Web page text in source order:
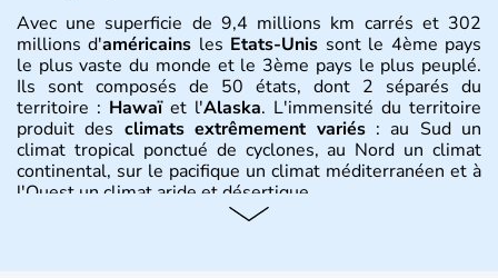
Avec une superficie de 9,4 millions km carrés et 302
millions d'américains les Etats-Unis sont le 4ème pays
le plus vaste du monde et le 3ème pays le plus peuplé.
Ils sont composés de 50 états, dont 2 séparés du
territoire : Hawaïet l'Alaska. L'immensité du territoire
produit des climats extrêmement variés: au Sud un
climat tropical ponctué de cyclones, au Nord un climat
continental, sur le pacifique un climat méditerranéen et à
l'Ouest un climat aride et désertique.